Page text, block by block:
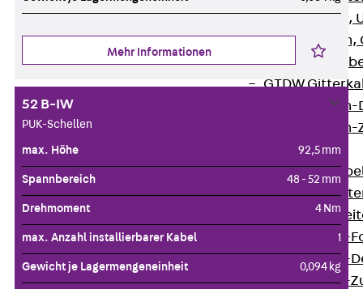
G Gitterbahn,
GI Gitterbahn,
GTD
GTDW
Gitterbahnen-
Kabelleitern
Zurück
LGG
LGGS
Kabelleitern-
Kabelleitern-
Kabelleitern-
Mehr Informationen
52 B-IW
PUK-Schellen
max. Höhe 92,5 mm
Spannbereich 48 - 52 mm
Drehmoment 4 Nm
max. Anzahl installierbarer Kabel 1
Gewicht je Lagermengeneinheit 0,094 kg